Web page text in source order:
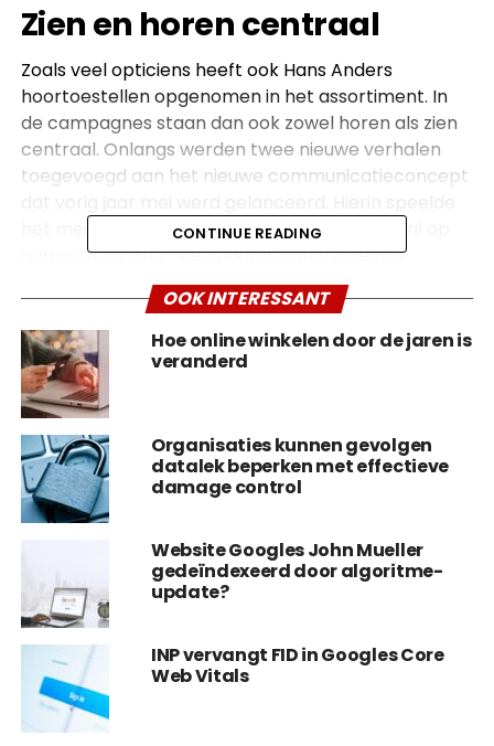
Zien en horen centraal
Zoals veel opticiens heeft ook Hans Anders
hoortoestellen opgenomen in het assortiment. In
de campagnes staan dan ook zowel horen als zien
centraal. Onlangs werden twee nieuwe verhalen
toegevoegd aan het nieuwe communicatieconcept
het meisje Isa -dat voor het eerst met een bril op
naar school ging- een hoofdrol. In de nieuwe
campagne zien we de opa van Isa, Emile,
Meer dan brillen
Met de campagnes laat de opticienketen zien dat
ze meer dan alleen brillen verkopen. Naast (online)
lenzen bestellenkan de consument ook al vele
jaren bij Hans Anders terecht voor hoortoestellen.
De nieuwste campagne met opa Emile brengt dit
op een grappige en herkenbare manier in beeld.
CONTINUE READING
OOK INTERESSANT
Hoe online winkelen door de jaren is
veranderd
Organisaties kunnen gevolgen
datalek beperken met effectieve
damage control
Website Googles John Mueller
gedeïndexeerd door algoritme-
update?
INP vervangt FID in Googles Core
Web Vitals